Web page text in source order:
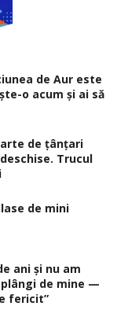
de Aur este
o acum şi ai să
de țânțari
Trucul
de mini
ani și nu am
de mine —
fericit”